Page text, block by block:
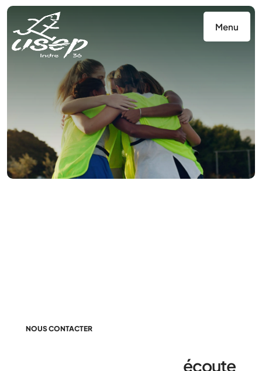
Menu
NOUS CONTACTER
écoute
Panneau de gestion des cookies